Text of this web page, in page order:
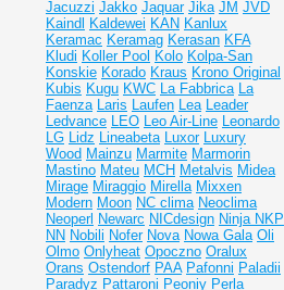
Jacuzzi Jakko Jaquar Jika JM JVD
Kaindl
Kaldewei KAN Kanlux
Keramac Keramag Kerasan KFA
Kludi Koller Pool Kolo Kolpa-San
Konskie Korado Kraus Krono Original
Kubis Kugu KWC La Fabbrica La
Faenza Laris Laufen Lea Leader
Ledvance LEO Leo Air-Line Leonardo
LG Lidz Lineabeta Luxor Luxury
Wood Mainzu Marmite Marmorin
Mastino Mateu MCH Metalvis Midea
Mirage Miraggio Mirella Mixxen
Modern Moon NC clima Neoclima
Neoperl Newarc NICdesign Ninja NKP
NN Nobili Nofer Nova Nowa Gala Oli
Olmo Onlyheat Opoczno Oralux
Orans Ostendorf PAA Pafonni Paladii
Paradyz Pattaroni Peoniy Perla